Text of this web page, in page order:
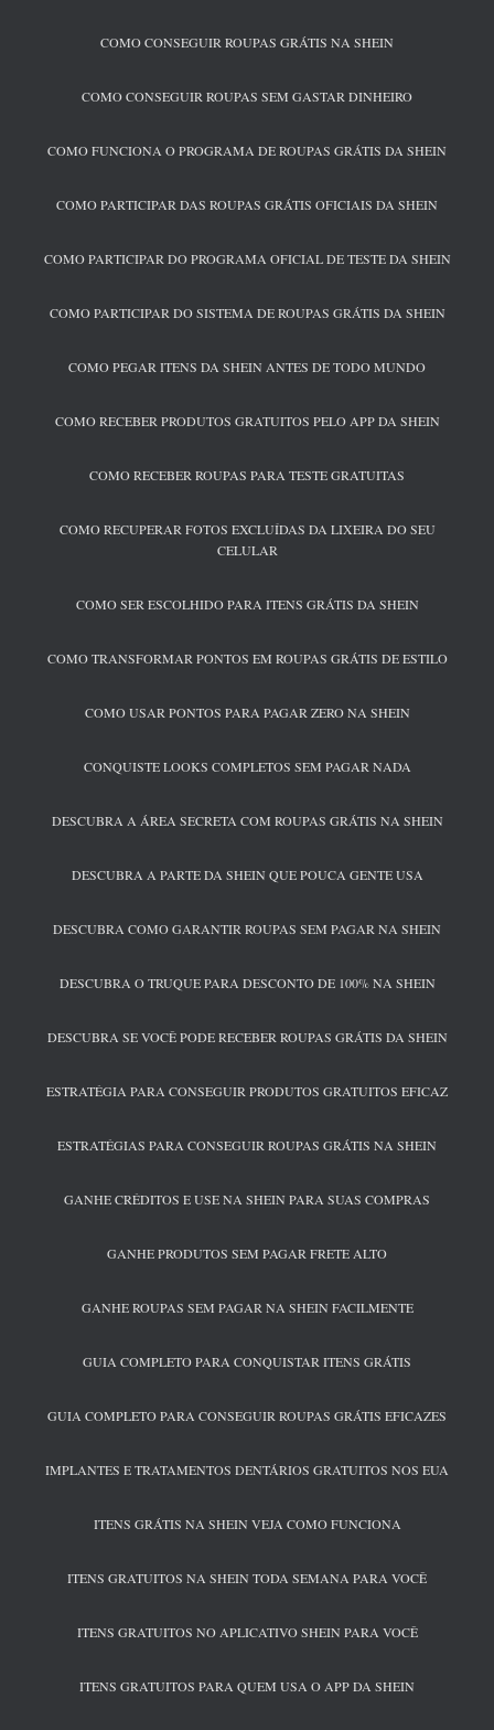
COMO CONSEGUIR ROUPAS GRÁTIS NA SHEIN
COMO CONSEGUIR ROUPAS SEM GASTAR DINHEIRO
COMO FUNCIONA O PROGRAMA DE ROUPAS GRÁTIS DA SHEIN
COMO PARTICIPAR DAS ROUPAS GRÁTIS OFICIAIS DA SHEIN
COMO PARTICIPAR DO PROGRAMA OFICIAL DE TESTE DA SHEIN
COMO PARTICIPAR DO SISTEMA DE ROUPAS GRÁTIS DA SHEIN
COMO PEGAR ITENS DA SHEIN ANTES DE TODO MUNDO
COMO RECEBER PRODUTOS GRATUITOS PELO APP DA SHEIN
COMO RECEBER ROUPAS PARA TESTE GRATUITAS
COMO RECUPERAR FOTOS EXCLUÍDAS DA LIXEIRA DO SEU
CELULAR
COMO SER ESCOLHIDO PARA ITENS GRÁTIS DA SHEIN
COMO TRANSFORMAR PONTOS EM ROUPAS GRÁTIS DE ESTILO
COMO USAR PONTOS PARA PAGAR ZERO NA SHEIN
CONQUISTE LOOKS COMPLETOS SEM PAGAR NADA
DESCUBRA A ÁREA SECRETA COM ROUPAS GRÁTIS NA SHEIN
DESCUBRA A PARTE DA SHEIN QUE POUCA GENTE USA
DESCUBRA COMO GARANTIR ROUPAS SEM PAGAR NA SHEIN
DESCUBRA O TRUQUE PARA DESCONTO DE 100% NA SHEIN
DESCUBRA SE VOCÊ PODE RECEBER ROUPAS GRÁTIS DA SHEIN
ESTRATÉGIA PARA CONSEGUIR PRODUTOS GRATUITOS EFICAZ
ESTRATÉGIAS PARA CONSEGUIR ROUPAS GRÁTIS NA SHEIN
GANHE CRÉDITOS E USE NA SHEIN PARA SUAS COMPRAS
GANHE PRODUTOS SEM PAGAR FRETE ALTO
GANHE ROUPAS SEM PAGAR NA SHEIN FACILMENTE
GUIA COMPLETO PARA CONQUISTAR ITENS GRÁTIS
GUIA COMPLETO PARA CONSEGUIR ROUPAS GRÁTIS EFICAZES
IMPLANTES E TRATAMENTOS DENTÁRIOS GRATUITOS NOS EUA
ITENS GRÁTIS NA SHEIN VEJA COMO FUNCIONA
ITENS GRATUITOS NA SHEIN TODA SEMANA PARA VOCÊ
ITENS GRATUITOS NO APLICATIVO SHEIN PARA VOCÊ
ITENS GRATUITOS PARA QUEM USA O APP DA SHEIN